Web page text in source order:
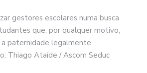
gestores escolares numa busca
que, por qualquer motivo,
paternidade legalmente
Thiago Ataíde / Ascom Seduc